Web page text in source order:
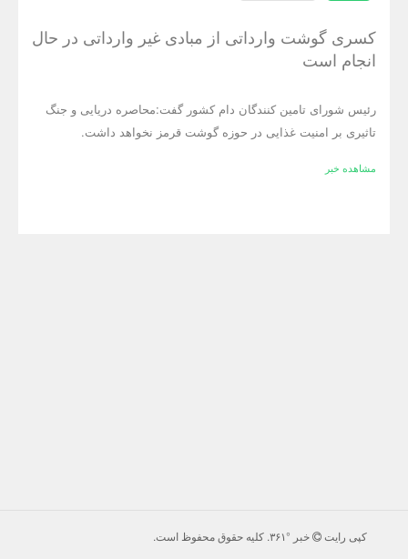
کسری گوشت وارداتی از مبادی غیر وارداتی در حال
انجام است
رئیس شورای تامین کنندگان دام کشور گفت:محاصره دریایی و جنگ
تاثیری بر امنیت غذایی در حوزه گوشت قرمز نخواهد داشت.
مشاهده خبر
کپی رایت خبر °۳۶۱ . كليه حقوق محفوظ است.